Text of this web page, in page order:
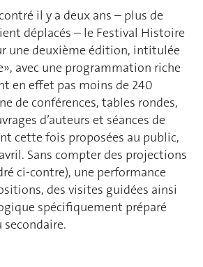
il y a deux ans – plus de
déplacés – le Festival Histoire
une deuxième édition, intitulée
avec une programmation riche
en effet pas moins de 240
de conférences, tables rondes,
d’auteurs et séances de
cette fois proposées au public,
Sans compter des projections
ci-contre), une performance
des visites guidées ainsi
spécifiquement préparé
secondaire.